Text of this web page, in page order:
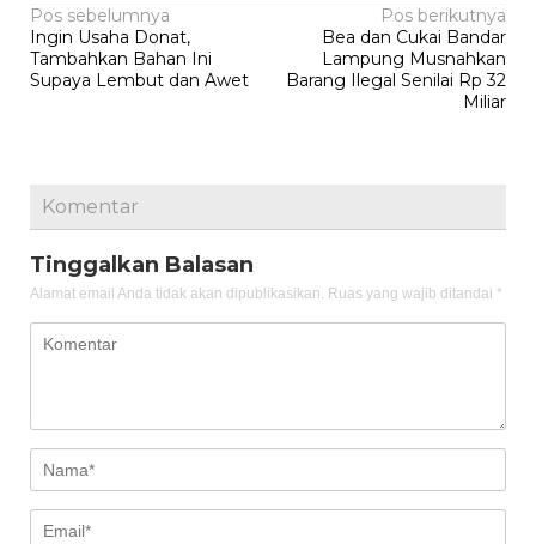
Navigasi
pos
Pos sebelumnya
Ingin Usaha Donat,
Tambahkan Bahan Ini
Supaya Lembut dan Awet
Pos berikutnya
Bea dan Cukai Bandar
Lampung Musnahkan
Barang Ilegal Senilai Rp 32
Miliar
Komentar
Tinggalkan Balasan
Alamat email Anda tidak akan dipublikasikan. Ruas yang wajib ditandai *